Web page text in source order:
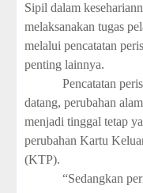
Sipil dalam
melaksanakan tugas
melalui pencatatan
penting lainnya.
Pencatatan
datang, perubahan
menjadi tinggal tetap
perubahan Kartu
(KTP).
“Sedangkan